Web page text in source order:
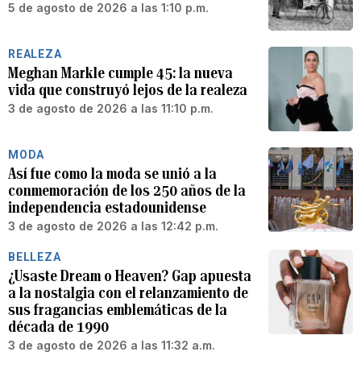
5 de agosto de 2026 a las 1:10 p.m.
REALEZA
Meghan Markle cumple 45: la nueva
vida que construyó lejos de la realeza
3 de agosto de 2026 a las 11:10 p.m.
MODA
Así fue como la moda se unió a la
conmemoración de los 250 años de la
independencia estadounidense
3 de agosto de 2026 a las 12:42 p.m.
BELLEZA
¿Usaste Dream o Heaven? Gap apuesta
a la nostalgia con el relanzamiento de
sus fragancias emblemáticas de la
década de 1990
3 de agosto de 2026 a las 11:32 a.m.